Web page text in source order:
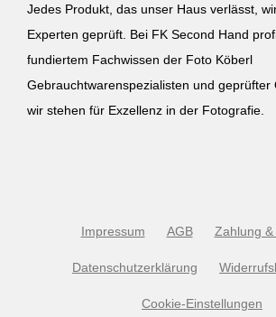
Jedes Produkt, das unser Haus verlässt,
Experten geprüft. Bei FK Second Hand
fundiertem Fachwissen der Foto Köberl
Gebrauchtwarenspezialisten und geprüfter
wir stehen für Exzellenz in der Fotografie.
Impressum AGB Zahlung &
Datenschutzerklärung
Cookie-Einstellungen